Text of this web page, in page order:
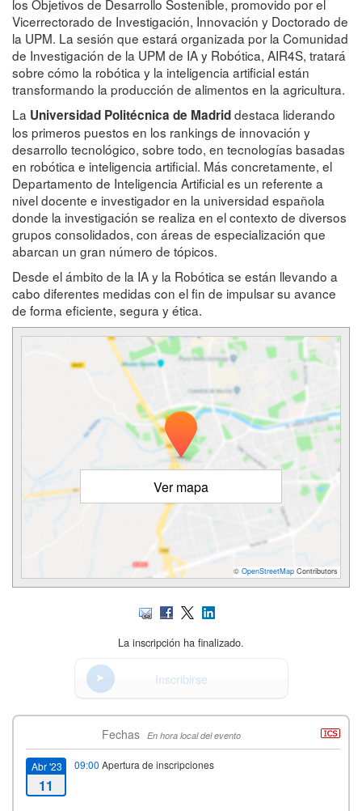
los Objetivos de Desarrollo Sostenible, promovido por el
Vicerrectorado de Investigación, Innovación y Doctorado de
la UPM. La sesión que estará organizada por la Comunidad
de Investigación de la UPM de IA y Robótica, AIR4S, tratará
sobre cómo la robótica y la inteligencia artificial están
transformando la producción de alimentos en la agricultura.
La Universidad Politécnica de Madriddestaca liderando
los primeros puestos en los rankings de innovación y
desarrollo tecnológico, sobre todo, en tecnologías basadas
en robótica e inteligencia artificial. Más concretamente, el
Departamento de Inteligencia Artificial es un referente a
nivel docente e investigador en la universidad española
donde la investigación se realiza en el contexto de diversos
grupos consolidados, con áreas de especialización que
abarcan un gran número de tópicos.
Desde el ámbito de la IA y la Robótica se están llevando a
cabo diferentes medidas con el fin de impulsar su avance
de forma eficiente, segura y ética.
Ver mapa
© OpenStreetMap Contributors
La inscripción ha finalizado.
Inscribirse
Fechas En hora local del evento
Abr '23
11
09:00 Apertura de inscripciones